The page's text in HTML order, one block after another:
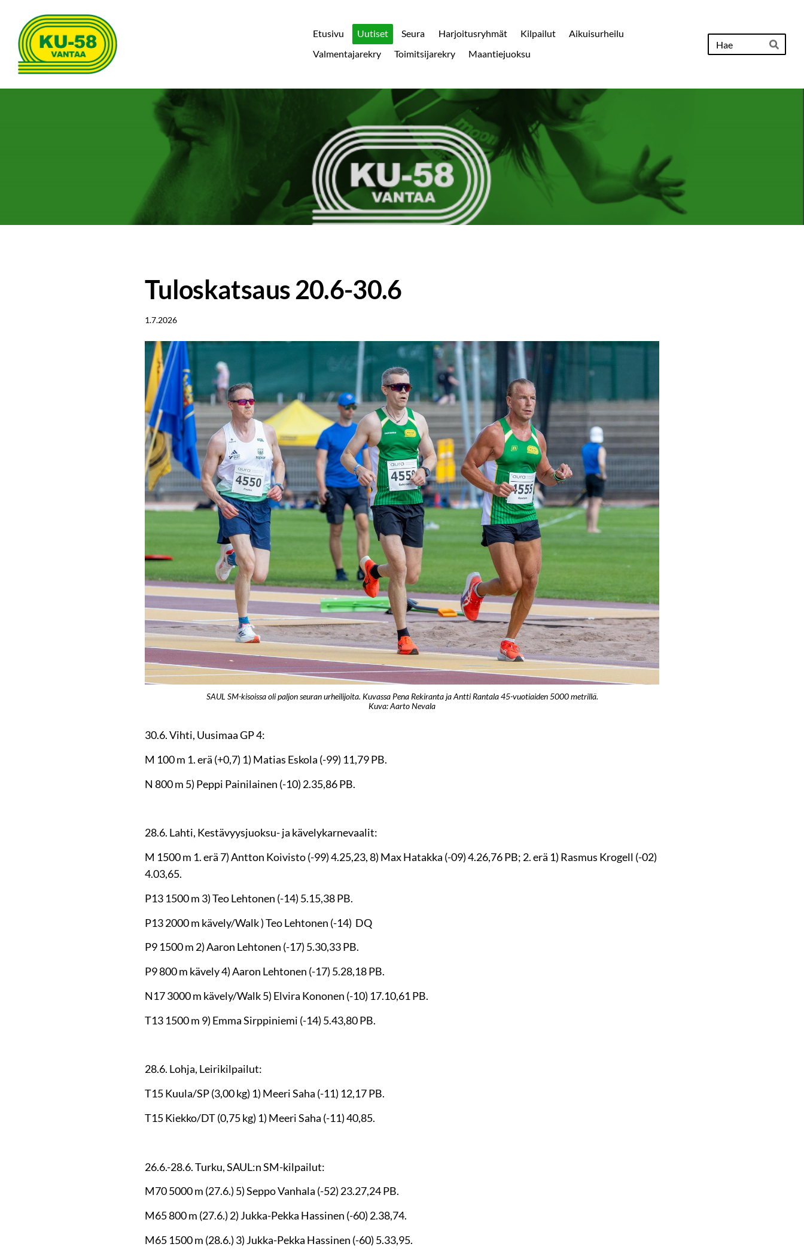
sivun
sisältöön
Kenttäurheilijat-58 ry
Etusivu Uutiset Seura Harjoitusryhmät Kilpailut
Aikuisurheilu
Valmentajarekry
Toimitsijarekry Maantiejuoksu Hae
Tuloskatsaus 20.6-30.6
1.7.2026
SAUL SM-kisoissa oli paljon seuran urheilijoita. Kuvassa Pena Rekiranta ja Antti Rantala 45-vuotiaiden 5000 metrillä.
Kuva: Aarto Nevala
30.6. Vihti, Uusimaa GP 4:
M 100 m 1. erä (+0,7) 1) Matias Eskola (-99) 11,79 PB.
N 800 m 5) Peppi Painilainen (-10) 2.35,86 PB.
28.6. Lahti, Kestävyysjuoksu- ja kävelykarnevaalit:
M 1500 m 1. erä 7) Antton Koivisto (-99) 4.25,23, 8) Max Hatakka (-09) 4.26,76 PB; 2. erä 1) Rasmus Krogell (-02)
4.03,65.
P13 1500 m 3) Teo Lehtonen (-14) 5.15,38 PB.
P13 2000 m kävely/Walk ) Teo Lehtonen (-14) DQ
P9 1500 m 2) Aaron Lehtonen (-17) 5.30,33 PB.
P9 800 m kävely 4) Aaron Lehtonen (-17) 5.28,18 PB.
N17 3000 m kävely/Walk 5) Elvira Kononen (-10) 17.10,61 PB.
T13 1500 m 9) Emma Sirppiniemi (-14) 5.43,80 PB.
28.6. Lohja, Leirikilpailut:
T15 Kuula/SP (3,00 kg) 1) Meeri Saha (-11) 12,17 PB.
T15 Kiekko/DT (0,75 kg) 1) Meeri Saha (-11) 40,85.
26.6.-28.6. Turku, SAUL:n SM-kilpailut:
M70 5000 m (27.6.) 5) Seppo Vanhala (-52) 23.27,24 PB.
M65 800 m (27.6.) 2) Jukka-Pekka Hassinen (-60) 2.38,74.
M65 1500 m (28.6.) 3) Jukka-Pekka Hassinen (-60) 5.33,95.